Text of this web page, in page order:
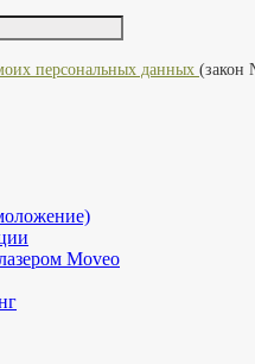
персональных данных (закон
Moveo